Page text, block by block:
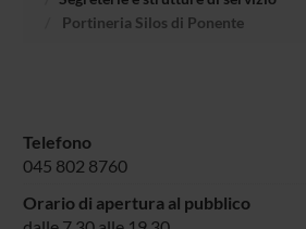
Portineria Silos di Ponente
Telefono
045 802 8760
Orario di apertura al pubblico